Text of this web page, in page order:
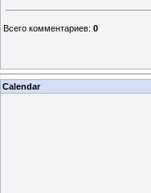
Всего комментариев: 0
Calendar